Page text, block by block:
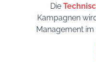
Die
Kampagnen
Management